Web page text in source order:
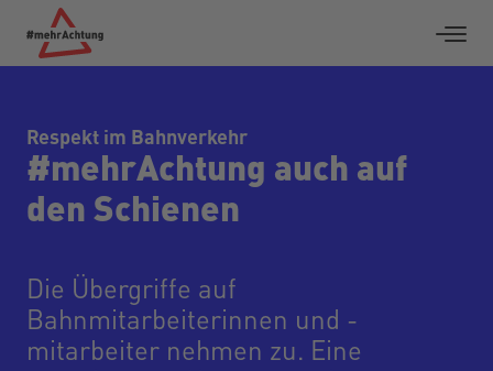
Respekt im Bahnverkehr
#mehrAchtung auch auf
den Schienen
Die Übergriffe auf
Bahnmitarbeiterinnen und -
mitarbeiter nehmen zu. Eine